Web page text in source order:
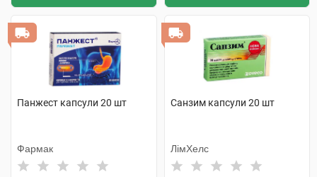
Панжест капсули 20 шт
Фармак
Санзим капсули 20 шт
ЛімХелс